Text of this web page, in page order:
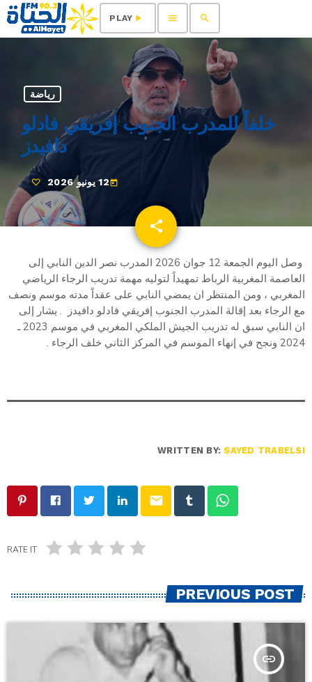
search
menu
play_arrow
PLAY
رياضة
خلفاً للمدرب الجنوب إفريقي فادلو
دافيدز
today12 يونيو 2026
share
email
وصل اليوم الجمعة 12 جوان 2026 المدرب نصر الدين النابي إلى
العاصمة المغربية الرباط تمهيداً لتوليه مهمة تدريب الرجاء الرياضي
المغربي ، ومن المنتظر ان يمضي النابي على عقداً مدته موسم ونصف
مع الرجاء بعد إقالة المدرب الجنوب إفريقي فادلو دافيدز . يشار إلى
ان النابي سبق له تدريب الجيش الملكي المغربي في موسم 2023 ـ
2024 ونجح في إنهاء الموسم في المركز الثاني خلف الرجاء .
WRITTEN BY:SAYED TRABELSI
email
RATE IT
PREVIOUS POST
insert_link